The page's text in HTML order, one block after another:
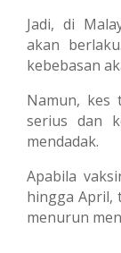
Jadi, di
akan
kebebasan
Namun, kes
serius dan
mendadak.
Apabila
hingga April,
menurun